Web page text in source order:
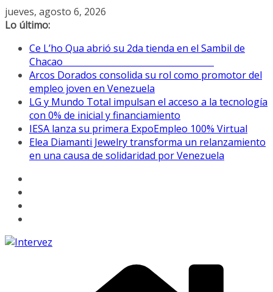
Saltar
al
jueves, agosto 6, 2026
Lo último:
Ce L’ho Qua abrió su 2da tienda en el Sambil de
Chacao
Arcos Dorados consolida su rol como promotor del
empleo joven en Venezuela
LG y Mundo Total impulsan el acceso a la tecnología
con 0% de inicial y financiamiento
IESA lanza su primera ExpoEmpleo 100% Virtual
Elea Diamanti Jewelry transforma un relanzamiento
en una causa de solidaridad por Venezuela